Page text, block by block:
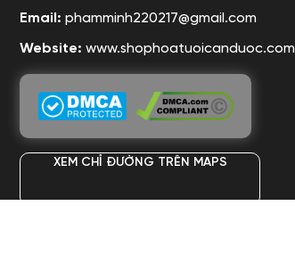
Email: phamminh220217@gmail.com
Website: www.shophoatuoicanduoc.com
XEM CHỈ ĐƯỜNG TRÊN MAPS